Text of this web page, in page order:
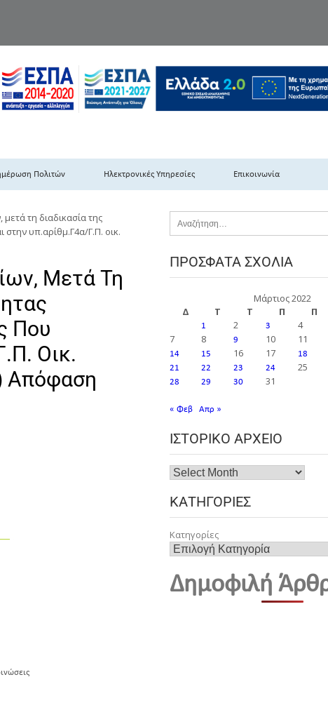
Ιονίων Νήσων-Ηπείρου & Δυτικής Ελλάδας
Πολιτών Ηλεκτρονικές Υπηρεσίες Επικοινωνία
τη διαδικασία της
στην υπ.αρίθμ.Γ4α/Γ.Π. οικ.
Μετά Τη
Που
Οικ.
Απόφαση
ΠΡΌΣΦΑΤΑ ΣΧΌΛΙΑ
Μάρτιος 2022
Δ
Τ Τ Π Π
1 2 3 4
7
8 9 10 11
14 15 16 17 18
21 22 23 24 25
28 29 30 31
« Φεβ Απρ »
ΙΣΤΟΡΙΚΌ ΑΡΧΕΊΟ
ΚΑΤΗΓΟΡΊΕΣ
Κατηγορίες
Δημοφιλή